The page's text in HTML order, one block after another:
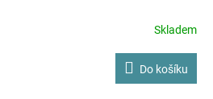
Skladem
Do košíku